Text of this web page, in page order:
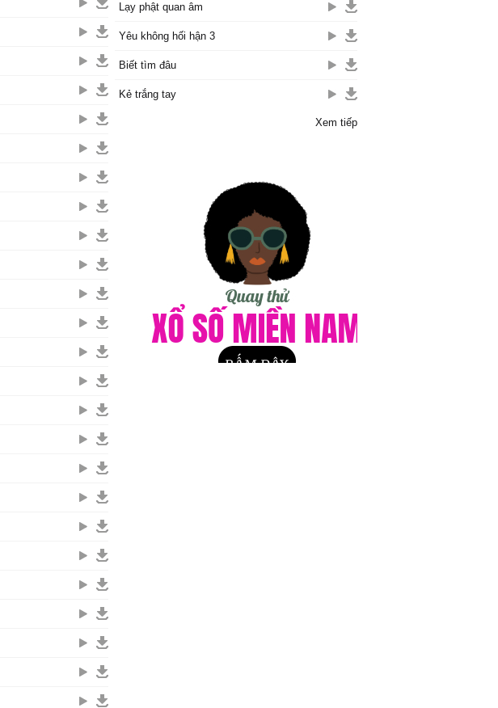
Lạy phật quan âm
Yêu không hối hận 3
Biết tìm đâu
Kẻ trắng tay
Xem tiếp